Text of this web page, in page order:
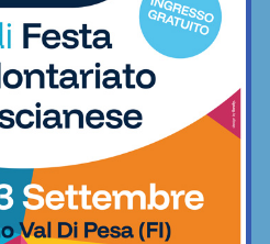
lo sport una